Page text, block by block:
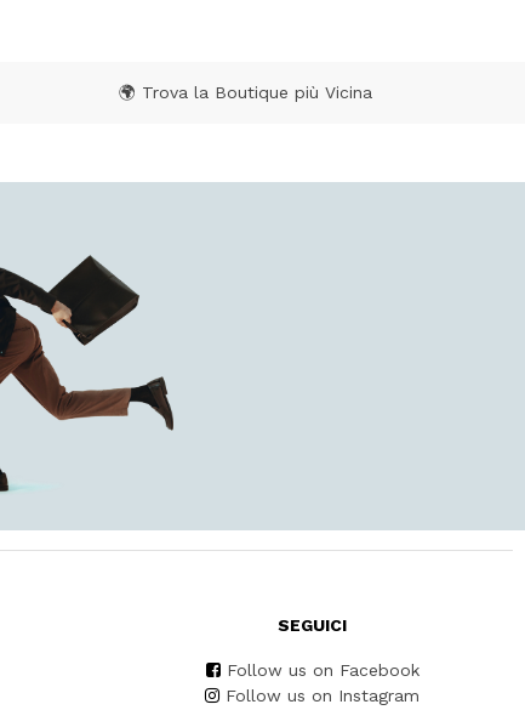
🌍 Trova la Boutique più Vicina
SEGUICI
Follow us on Facebook
Follow us on Instagram